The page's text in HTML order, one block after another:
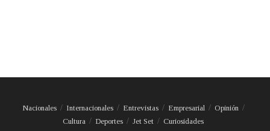
Nacionales Internacionales Entrevistas Empresarial
Opinión
Cultura
Deportes Jet Set Curiosidades